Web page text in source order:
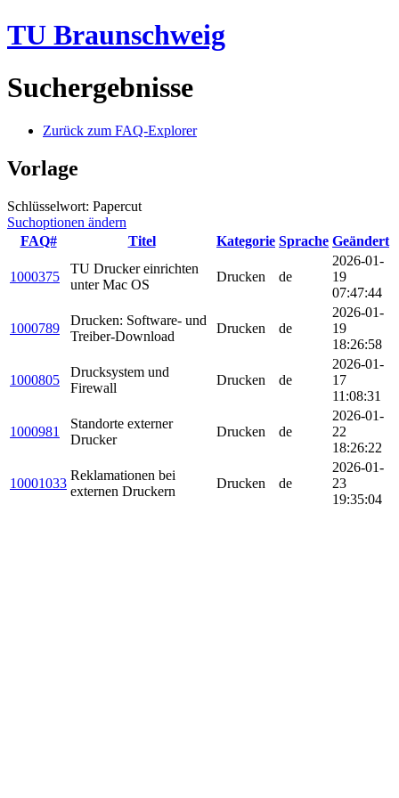
TU Braunschweig
Suchergebnisse
Zurück zum FAQ-Explorer
Vorlage
Schlüsselwort: Papercut
Suchoptionen ändern
FAQ#
Titel Kategorie Sprache Geändert
1000375
TU Drucker einrichten
unter Mac OS
Drucken de
2026-01-
19
07:47:44
1000789
Drucken: Software- und
Treiber-Download
Drucken de
2026-01-
19
18:26:58
1000805
Drucksystem und
Firewall
Drucken de
2026-01-
17
11:08:31
1000981
Standorte externer
Drucker
Drucken de
2026-01-
22
18:26:22
10001033
Reklamationen bei
externen Druckern
Drucken de
2026-01-
23
19:35:04